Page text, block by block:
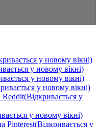
у новому вікні)
у новому вікні)
у новому вікні)
у новому вікні)
у
у новому вікні)
Pinterest(Відкривається у